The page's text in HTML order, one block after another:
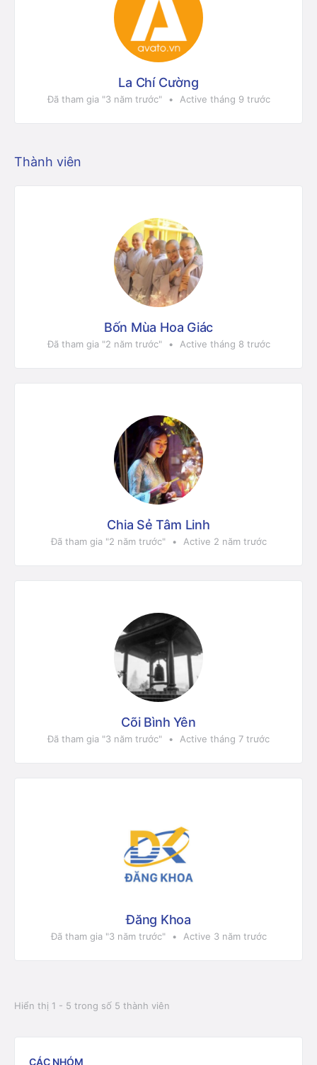
La Chí Cường
Đã tham gia "3 năm trước" • Active tháng 9 trước
Thành viên
Bốn Mùa Hoa Giác
Đã tham gia "2 năm trước" • Active tháng 8 trước
Chia Sẻ Tâm Linh
Đã tham gia "2 năm trước" • Active 2 năm trước
Cõi Bình Yên
Đã tham gia "3 năm trước" • Active tháng 7 trước
Đăng Khoa
Đã tham gia "3 năm trước" • Active 3 năm trước
Hiển thị 1 - 5 trong số 5 thành viên
CÁC NHÓM